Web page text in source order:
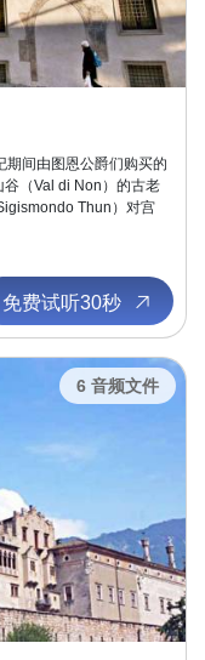
期间由图恩公爵们购买的
（Val di Non）的古老
Thun）对宫
免费试听30秒
6 音频文件